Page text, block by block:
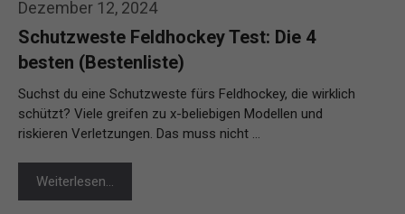
Dezember 12, 2024
Schutzweste Feldhockey Test: Die 4
besten (Bestenliste)
Suchst du eine Schutzweste fürs Feldhockey, die wirklich
schützt? Viele greifen zu x-beliebigen Modellen und
riskieren Verletzungen. Das muss nicht …
Weiterlesen…